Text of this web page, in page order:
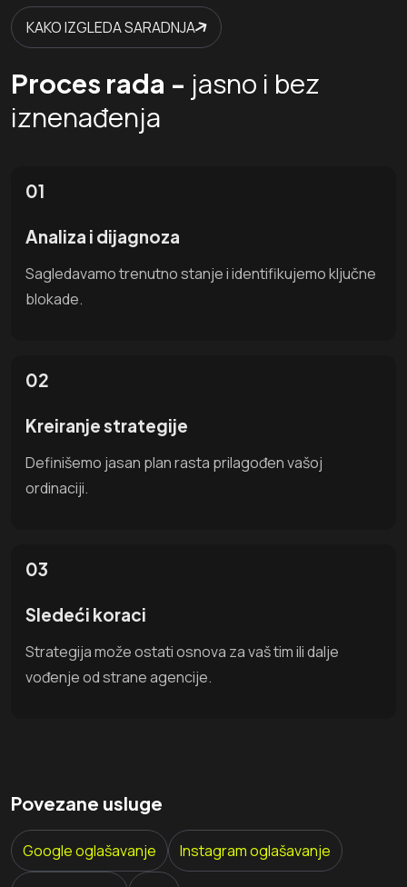
KAKO IZGLEDA SARADNJA
Proces rada - jasno i bez
iznenađenja
01
Analiza i dijagnoza
Sagledavamo trenutno stanje i identifikujemo ključne
blokade.
02
Kreiranje strategije
Definišemo jasan plan rasta prilagođen vašoj
ordinaciji.
03
Sledeći koraci
Strategija može ostati osnova za vaš tim ili dalje
vođenje od strane agencije.
Povezane usluge
Google oglašavanje Instagram oglašavanje